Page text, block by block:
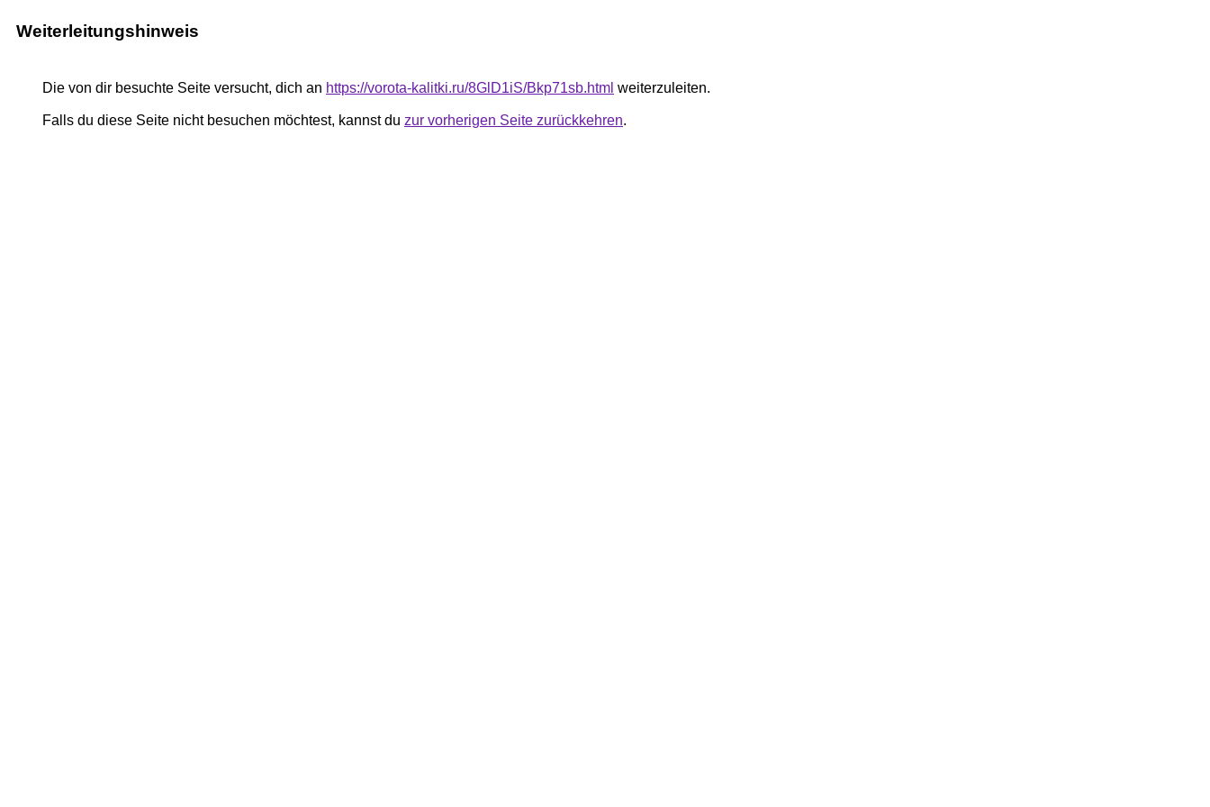
Weiterleitungshinweis
Die von dir besuchte Seite versucht, dich an https://vorota-kalitki.ru/8GlD1iS/Bkp71sb.html weiterzuleiten.
Falls du diese Seite nicht besuchen möchtest, kannst du zur vorherigen Seite zurückkehren.